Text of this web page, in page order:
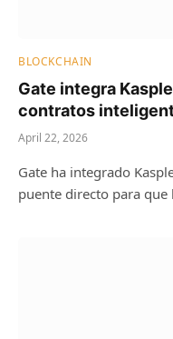
BLOCKCHAIN
Gate integra
contratos
April 22, 2026
Gate ha integrado
puente directo para que